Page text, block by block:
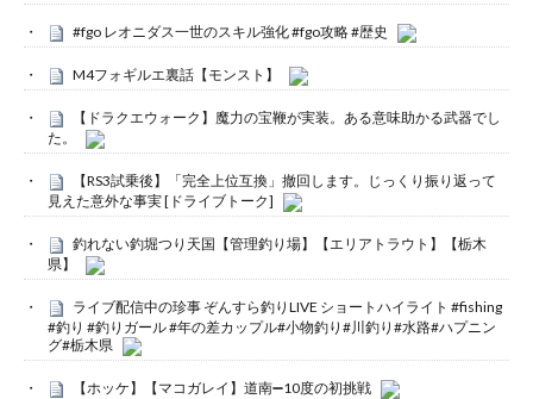
#fgo レオニダス一世のスキル強化 #fgo攻略 #歴史
M4フォギルエ裏話【モンスト】
【ドラクエウォーク】魔力の宝鞭が実装。ある意味助かる武器でし
た。
【RS3試乗後】「完全上位互換」撤回します。じっくり振り返って
見えた意外な事実 [ドライブトーク]
釣れない釣堀つり天国【管理釣り場】【エリアトラウト】【栃木
県】
ライブ配信中の珍事 ぞんすら釣りLIVE ショートハイライト #fishing
#釣り #釣りガール #年の差カップル#小物釣り#川釣り#水路#ハプニン
グ#栃木県
【ホッケ】【マコガレイ】道南➖10度の初挑戦